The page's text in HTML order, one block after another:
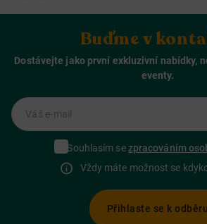
Buďme v
Dostávejte jako první exkluzivní nabídky,
eventy.
Váš e-mail
Souhlasím sezpracováním
Vždy máte možnost se
Přihlaste se k odběru